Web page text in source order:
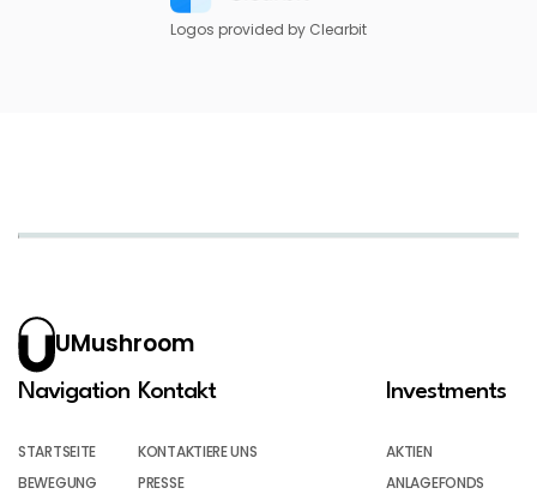
Logos provided by Clearbit
UMushroom
Navigation
STARTSEITE
BEWEGUNG
Kontakt
KONTAKTIERE UNS
PRESSE
Investments
AKTIEN
ANLAGEFONDS